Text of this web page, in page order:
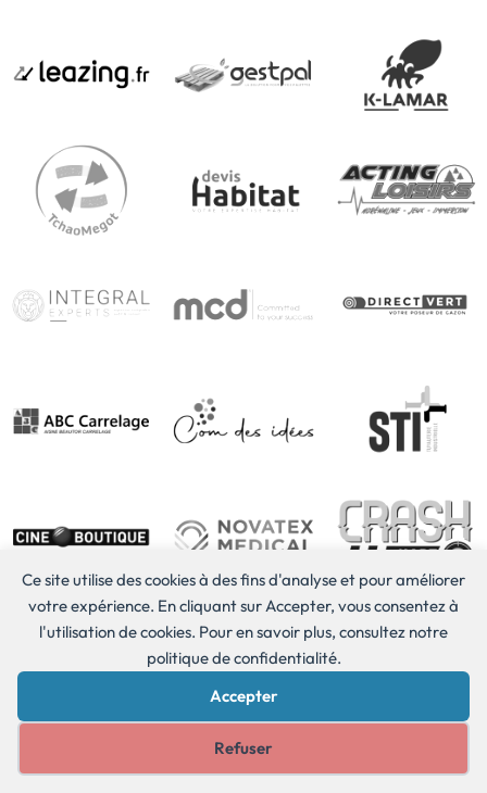
Ce site utilise des cookies à des fins d'analyse et pour améliorer
votre expérience. En cliquant sur Accepter, vous consentez à
l'utilisation de cookies. Pour en savoir plus, consultez notre
politique de confidentialité.
Accepter
Refuser